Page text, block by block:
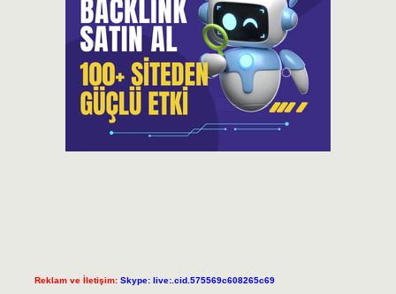
Reklam ve İletişim: Skype: live:.cid.575569c608265c69